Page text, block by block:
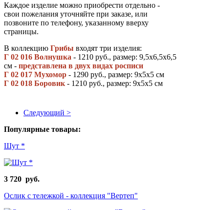
Каждое изделие можно приобрести отдельно -
свои пожелания уточняйте при заказе, или
позвоните по телефону, указанному вверху
страницы.
В коллекцию Грибы входят три изделия:
Г 02 016 Волнушка - 1210 руб., размер: 9,5х6,5х6,5
см - представлена в двух видах росписи
Г 02 017 Мухомор - 1290 руб., размер: 9х5х5 см
Г 02 018 Боровик - 1210 руб., размер: 9х5х5 см
Следующий >
Популярные товары:
Шут *
3 720 руб.
Ослик с тележкой - коллекция "Вертеп"